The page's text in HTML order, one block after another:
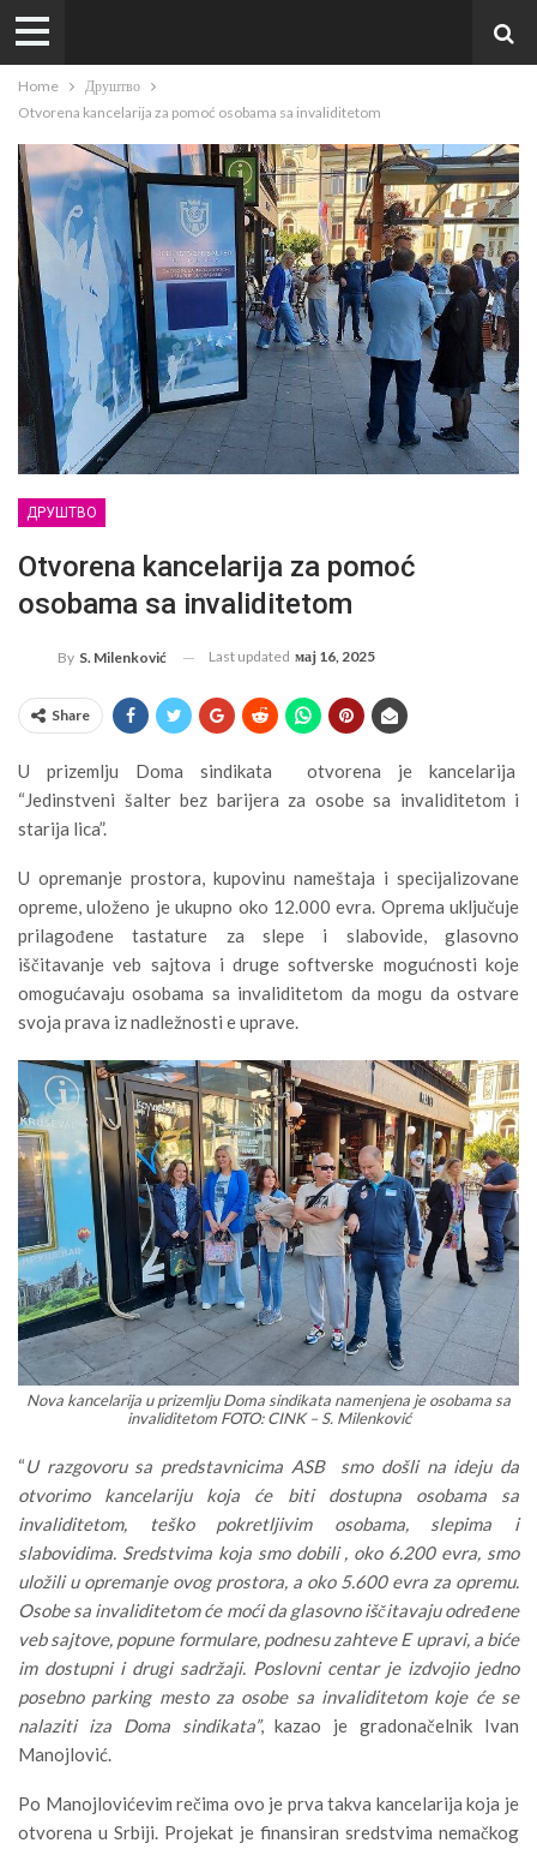
Home
Друштво
Otvorena kancelarija za pomoć osobama sa invaliditetom
ДРУШТВО
Otvorena kancelarija za pomoć
osobama sa invaliditetom
By S. Milenković Last updated мај 16, 2025
Share
U prizemlju Doma sindikata otvorena je kancelarija
“Jedinstveni šalter bez barijera za osobe sa invaliditetom i
starija lica”.
U opremanje prostora, kupovinu nameštaja i specijalizovane
opreme, uloženo je ukupno oko 12.000 evra. Oprema uključuje
prilagođene tastature za slepe i slabovide, glasovno
iščitavanje veb sajtova i druge softverske mogućnosti koje
omogućavaju osobama sa invaliditetom da mogu da ostvare
svoja prava iz nadležnosti e uprave.
Nova kancelarija u prizemlju Doma sindikata namenjena je osobama sa
invaliditetom FOTO: CINK – S. Milenković
“U razgovoru sa predstavnicima ASB smo došli na ideju da
otvorimo kancelariju koja će biti dostupna osobama sa
invaliditetom, teško pokretljivim osobama, slepima i
slabovidima. Sredstvima koja smo dobili , oko 6.200 evra, smo
uložili u opremanje ovog prostora, a oko 5.600 evra za opremu.
Osobe sa invaliditetom će moći da glasovno iščitavaju određene
veb sajtove, popune formulare, podnesu zahteve E upravi, a biće
im dostupni i drugi sadržaji. Poslovni centar je izdvojio jedno
posebno parking mesto za osobe sa invaliditetom koje će se
nalaziti iza Doma sindikata”, kazao je gradonačelnik Ivan
Manojlović.
Po Manojlovićevim rečima ovo je prva takva kancelarija koja je
otvorena u Srbiji. Projekat je finansiran sredstvima nemačkog